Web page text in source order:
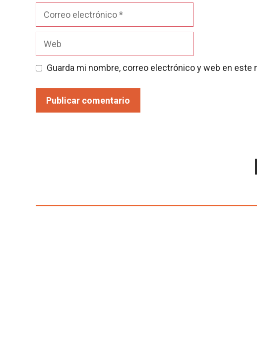
Guarda mi nombre, correo electrónico y web en este